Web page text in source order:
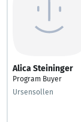
Alica Steininger
Program Buyer
Ursensollen